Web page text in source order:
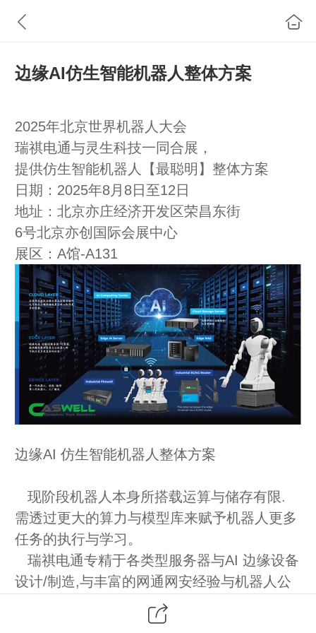
边缘AI仿生智能机器人整体方案
2025年北京世界机器人大会
瑞祺电通与灵生科技一同合展，
提供仿生智能机器人【最聪明】整体方案
日期：2025年8月8日至12日
地址：北京亦庄经济开发区荣昌东街
6号北京亦创国际会展中心
展区：A馆-A131
边缘AI 仿生智能机器人整体方案
现阶段机器人本身所搭载运算与储存有限.
需透过更大的算力与模型库来赋予机器人更多
任务的执行与学习。
瑞祺电通专精于各类型服务器与AI 边缘设备
设计/制造,与丰富的网通网安经验与机器人公
司合作推出AI 仿生机器人于各行业别使用。
机器人透过瑞祺电通所提供的5G/4G LTE